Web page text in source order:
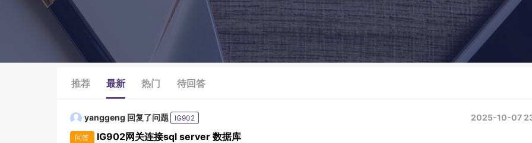
推荐 最新 热门 待回答
yanggeng 回复了问题 2025-10-07
IG902
问答 IG902网关连接sql server 数据库